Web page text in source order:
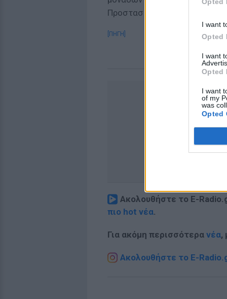
I want
Opted
I want
Opted
I want
of my
was
Opted
Προστασίας του Πολίτη.
[ΠΗΓΗ]
Ακολουθήστε το E-
πιο hot νέα.
Για ακόμη περισσότερα νέα,
Ακολουθήστε το E-